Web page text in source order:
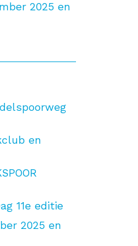
2025 en
en
11e editie
2025 en